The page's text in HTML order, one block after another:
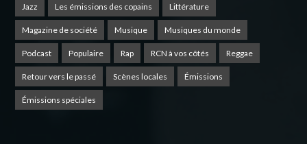
Jazz Les émissions des copains Littérature
Magazine de société Musique Musiques du monde
Podcast Populaire Rap RCN à vos côtés Reggae
Retour vers le passé Scènes locales Émissions
Émissions spéciales